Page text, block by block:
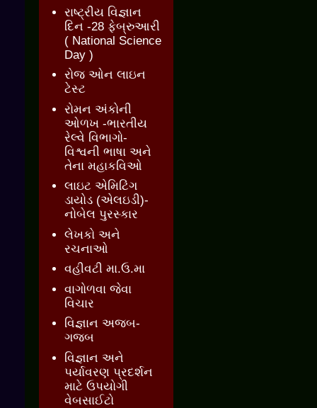
રાષ્ટ્રીય વિજ્ઞાન
દિન -28 ફેબ્રુઆરી
( National Science
Day )
રોજ ઓન લાઇન
ટેસ્ટ
રોમન અંકોની
ઓળખ -ભારતીય
રેલ્વે વિભાગો-
વિશ્વની ભાષા અને
તેના મહાકવિઓ
લાઇટ એમિટિંગ
ડાયોડ (એલઇડી)-
નોબેલ પુરસ્કાર
લેખકો અને
રચનાઓ
વહીવટી મા.ઉ.મા
વાગોળવા જેવા
વિચાર
વિજ્ઞાન અજબ-
ગજબ
વિજ્ઞાન અને
પર્યાવરણ પ્રદર્શન
માટે ઉપયોગી
વેબસાઈટો